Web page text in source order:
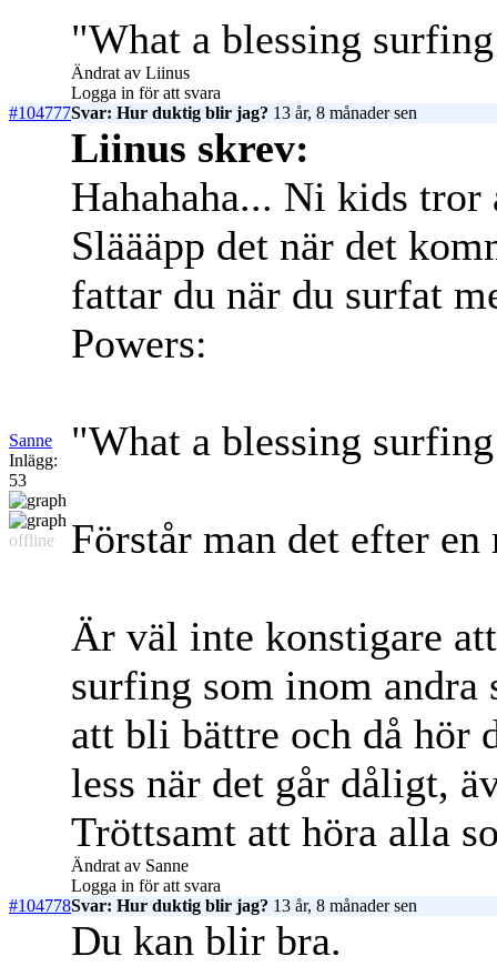
"What a blessing
Ändrat av Liinus
Logga in för att svara
#104777Svar: Hur duktig blir jag? 13 år, 8 månader sen
Sanne
Inlägg:
53
offline
Liinus skrev:
Hahahaha... Ni kids tror
Släääpp det när det
fattar du när du surfat
Powers:
"What a blessing
Förstår man det efter
Är väl inte konstigare
surfing som inom andra
att bli bättre och då hör
less när det går dåligt,
Tröttsamt att höra alla
Ändrat av Sanne
Logga in för att svara
#104778Svar: Hur duktig blir jag? 13 år, 8 månader sen
Du kan blir bra.